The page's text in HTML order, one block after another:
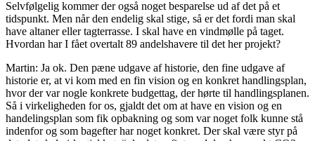
Selvfølgelig kommer der også noget besparelse ud af det på et
tidspunkt. Men når den endelig skal stige, så er det fordi man skal
have altaner eller tagterrasse. I skal have en vindmølle på taget.
Hvordan har I fået overtalt 89 andelshavere til det her projekt?
Martin: Ja ok. Den pæne udgave af historie, den fine udgave af
historie er, at vi kom med en fin vision og en konkret handlingsplan,
hvor der var nogle konkrete budgettag, der hørte til handlingsplanen.
Så i virkeligheden for os, gjaldt det om at have en vision og en
handelingsplan som fik opbakning og som var noget folk kunne stå
indenfor og som bagefter har noget konkret. Der skal være styr på